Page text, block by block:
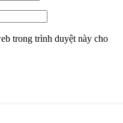
trong trình duyệt này cho